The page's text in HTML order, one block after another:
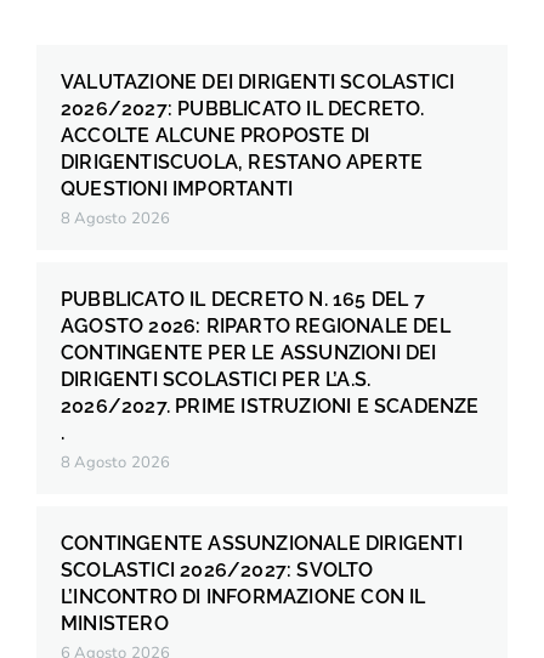
VALUTAZIONE DEI DIRIGENTI SCOLASTICI
2026/2027: PUBBLICATO IL DECRETO.
ACCOLTE ALCUNE PROPOSTE DI
DIRIGENTISCUOLA, RESTANO APERTE
QUESTIONI IMPORTANTI
8 Agosto 2026
PUBBLICATO IL DECRETO N. 165 DEL 7
AGOSTO 2026: RIPARTO REGIONALE DEL
CONTINGENTE PER LE ASSUNZIONI DEI
DIRIGENTI SCOLASTICI PER L’A.S.
2026/2027. PRIME ISTRUZIONI E SCADENZE
.
8 Agosto 2026
CONTINGENTE ASSUNZIONALE DIRIGENTI
SCOLASTICI 2026/2027: SVOLTO
L’INCONTRO DI INFORMAZIONE CON IL
MINISTERO
6 Agosto 2026